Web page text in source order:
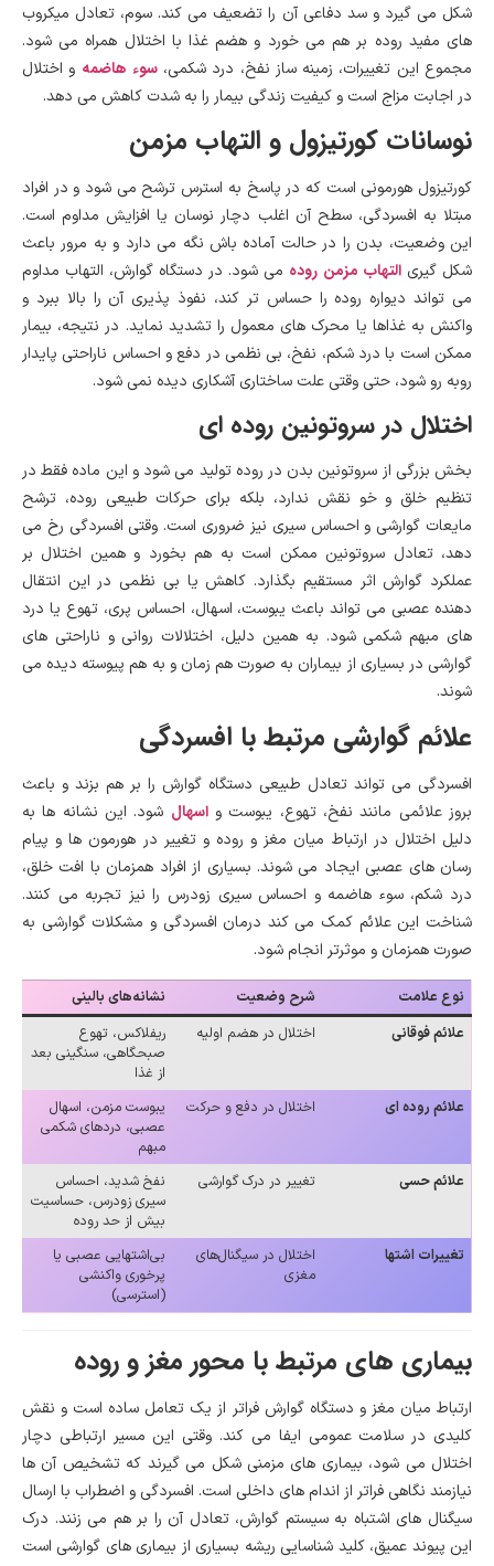
شکل می گیرد و سد دفاعی آن را تضعیف می کند. سوم، تعادل میکروب
های مفید روده بر هم می خورد و هضم غذا با اختلال همراه می شود.
مجموع این تغییرات، زمینه ساز نفخ، درد شکمی،سوء هاضمه و اختلال
در اجابت مزاج است و کیفیت زندگی بیمار را به شدت کاهش می دهد.
نوسانات کورتیزول و التهاب مزمن
کورتیزول هورمونی است که در پاسخ به استرس ترشح می شود و در افراد
مبتلا به افسردگی، سطح آن اغلب دچار نوسان یا افزایش مداوم است.
این وضعیت، بدن را در حالت آماده باش نگه می دارد و به مرور باعث
شکل گیری التهاب مزمن روده می شود. در دستگاه گوارش، التهاب مداوم
می تواند دیواره روده را حساس تر کند، نفوذ پذیری آن را بالا ببرد و
واکنش به غذاها یا محرک های معمول را تشدید نماید. در نتیجه، بیمار
ممکن است با درد شکم، نفخ، بی نظمی در دفع و احساس ناراحتی پایدار
روبه رو شود، حتی وقتی علت ساختاری آشکاری دیده نمی شود.
اختلال در سروتونین روده ای
بخش بزرگی از سروتونین بدن در روده تولید می شود و این ماده فقط در
تنظیم خلق و خو نقش ندارد، بلکه برای حرکات طبیعی روده، ترشح
مایعات گوارشی و احساس سیری نیز ضروری است. وقتی افسردگی رخ می
دهد، تعادل سروتونین ممکن است به هم بخورد و همین اختلال بر
عملکرد گوارش اثر مستقیم بگذارد. کاهش یا بی نظمی در این انتقال
دهنده عصبی می تواند باعث یبوست، اسهال، احساس پری، تهوع یا درد
های مبهم شکمی شود. به همین دلیل، اختلالات روانی و ناراحتی های
گوارشی در بسیاری از بیماران به صورت هم زمان و به هم پیوسته دیده می
شوند.
علائم گوارشی مرتبط با افسردگی
افسردگی می تواند تعادل طبیعی دستگاه گوارش را بر هم بزند و باعث
بروز علائمی مانند نفخ، تهوع، یبوست واسهال شود. این نشانه ها به
دلیل اختلال در ارتباط میان مغز و روده و تغییر در هورمون ها و پیام
رسان های عصبی ایجاد می شوند. بسیاری از افراد همزمان با افت خلق،
درد شکم، سوء هاضمه و احساس سیری زودرس را نیز تجربه می کنند.
شناخت این علائم کمک می کند درمان افسردگی و مشکلات گوارشی به
صورت همزمان و موثرتر انجام شود.
نوع علامت شرح وضعیت
نشانه‌های بالینی
علائم فوقانی
اختلال در هضم اولیه
ریفلاکس، تهوع
صبحگاهی، سنگینی بعد
از غذا
علائم روده ای
اختلال در دفع و حرکت
یبوست مزمن، اسهال
عصبی، دردهای شکمی
مبهم
علائم حسی
تغییر در درک گوارشی
نفخ شدید، احساس
سیری زودرس، حساسیت
بیش از حد روده
تغییرات اشتها
اختلال در سیگنال‌های
مغزی
بی‌اشتهایی عصبی یا
پرخوری واکنشی
(استرسی)
بیماری های مرتبط با محور مغز و روده
ارتباط میان مغز و دستگاه گوارش فراتر از یک تعامل ساده است و نقش
کلیدی در سلامت عمومی ایفا می کند. وقتی این مسیر ارتباطی دچار
اختلال می شود، بیماری های مزمنی شکل می گیرند که تشخیص آن ها
نیازمند نگاهی فراتر از اندام های داخلی است. افسردگی و اضطراب با ارسال
سیگنال های اشتباه به سیستم گوارش، تعادل آن را بر هم می زنند. درک
این پیوند عمیق، کلید شناسایی ریشه بسیاری از بیماری های گوارشی است